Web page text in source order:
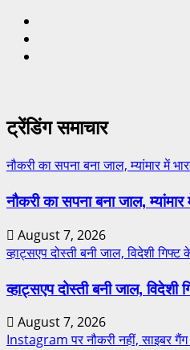
ट्रेंडिंग समाचार
नौकरी का सपना बना जाल, म्यांमार में
नौकरी का सपना बना जाल,
August 7, 2026
व्हाट्सएप दोस्ती बनी जाल, विदेशी
व्हाट्सएप दोस्ती बनी जाल,
August 7, 2026
Instagram पर नौकरी नहीं, साइबर